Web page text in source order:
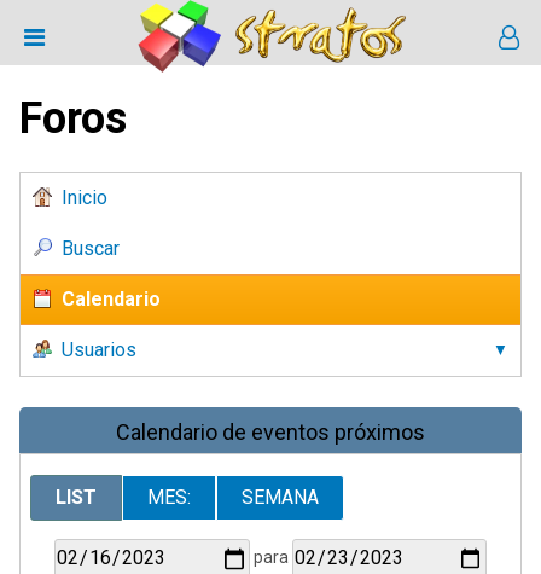
Foros
Inicio
Buscar
Calendario
Usuarios
Calendario de eventos próximos
LIST MES: SEMANA
para